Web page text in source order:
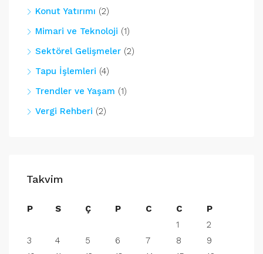
Konut Yatırımı (2)
Mimari ve Teknoloji (1)
Sektörel Gelişmeler (2)
Tapu İşlemleri (4)
Trendler ve Yaşam (1)
Vergi Rehberi (2)
Takvim
P S Ç P C C
P
1
2
3
4 5 6 7 8
9